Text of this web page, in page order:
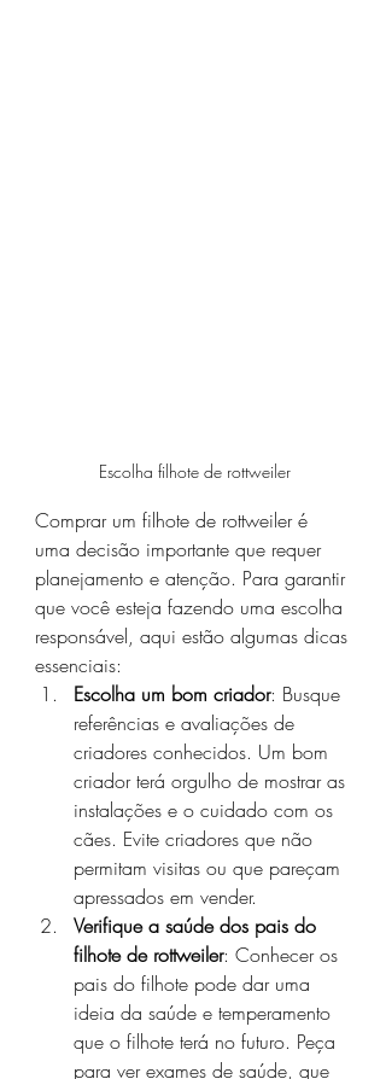
Escolha filhote de rottweiler
Comprar um filhote de rottweiler é
uma decisão importante que requer
planejamento e atenção. Para garantir
que você esteja fazendo uma escolha
responsável, aqui estão algumas dicas
essenciais:
Escolha um bom criador: Busque
referências e avaliações de
criadores conhecidos. Um bom
criador terá orgulho de mostrar as
instalações e o cuidado com os
cães. Evite criadores que não
permitam visitas ou que pareçam
apressados em vender.
Verifique a saúde dos pais do
filhote de rottweiler: Conhecer os
pais do filhote pode dar uma
ideia da saúde e temperamento
que o filhote terá no futuro. Peça
para ver exames de saúde, que